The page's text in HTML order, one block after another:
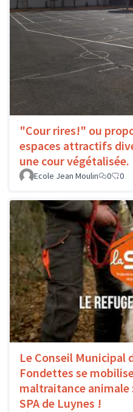
"Cour rires!" ou
espaces attractifs
une cour végétalisée.
Ecole Jean Moulin 0 0
Le Conseil Municipal
Fondettes se
maltraitance animale
SPA de Luynes !